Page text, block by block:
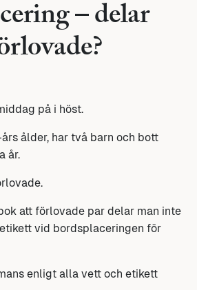
– delar
på i höst.
ålder, har två barn och bott
år.
att förlovade par delar man inte
vid bordsplaceringen för
enligt alla vett och etikett